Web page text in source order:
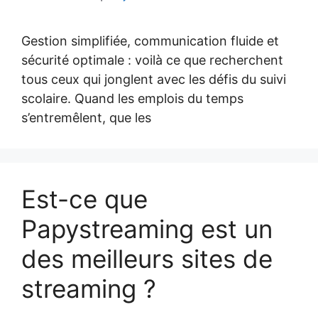
Gestion simplifiée, communication fluide et
sécurité optimale : voilà ce que recherchent
tous ceux qui jonglent avec les défis du suivi
scolaire. Quand les emplois du temps
s’entremêlent, que les
Est-ce que
Papystreaming est un
des meilleurs sites de
streaming ?